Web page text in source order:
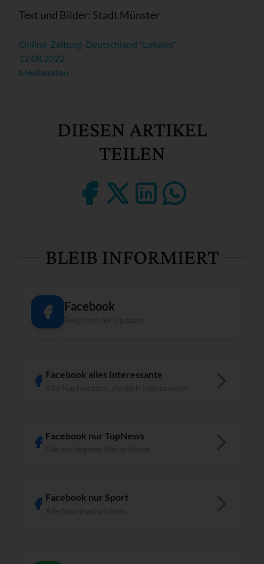
Text und Bilder: Stadt Münster
Online-Zeitung-Deutschland "Lokales"
12.08.2022
Mediadaten
DIESEN ARTIKEL
TEILEN
BLEIB INFORMIERT
Facebook
Facebook alles Interessante
Facebook nur TopNews
Facebook nur Sport